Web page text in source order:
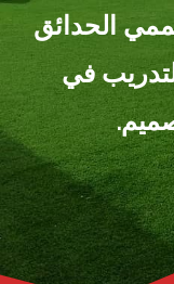
الحدائق
في